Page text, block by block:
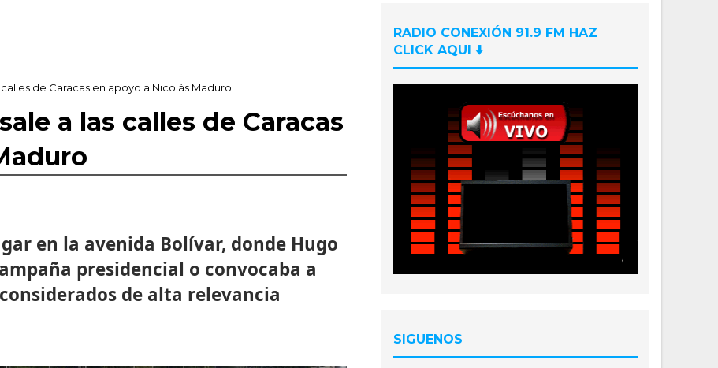
de Caracas en apoyo a Nicolás Maduro
a las calles de Caracas
en la avenida Bolívar, donde Hugo
presidencial o convocaba a
de alta relevancia
RADIO CONEXIÓN 91.9 FM HAZ
CLICK AQUI ⬇️
SIGUENOS